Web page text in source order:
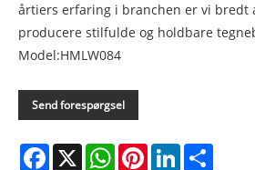
årtiers erfaring i branchen er vi bredt
producere stilfulde og holdbare
Model:HMLW084
Send forespørgsel
Facebook
X WhatsAppPinterestLinkedIn